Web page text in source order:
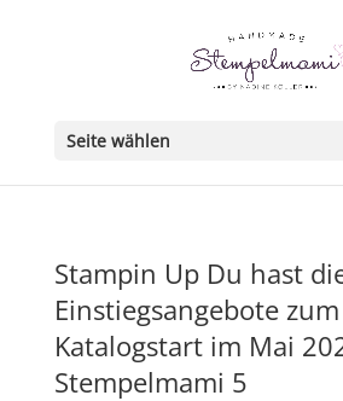
Seite wählen
Stampin Up Du hast
Einstiegsangebote zum
Katalogstart im Mai
Stempelmami 5